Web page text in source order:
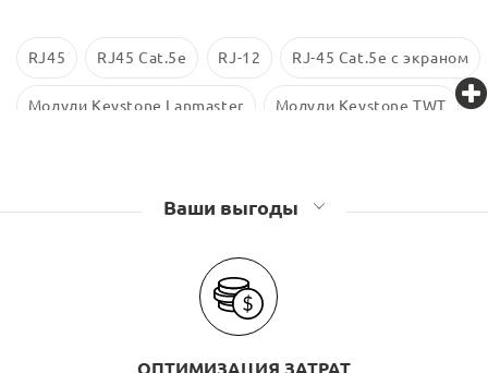
RJ45 RJ45 Cat.5е RJ-12 RJ-45 Cat.5e с экраном
Модули Keystone Lanmaster Модули Keystone TWT
Ваши выгоды
ОПТИМИЗАЦИЯ ЗАТРАТ